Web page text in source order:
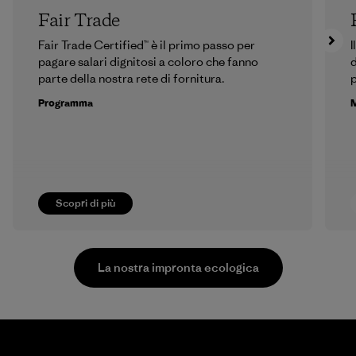
Scopri di più
Fair Trade
Fair Trade Certified™ è il primo passo per
pagare salari dignitosi a coloro che fanno
parte della nostra rete di fornitura.
Programma
La nostra impronta ecologica